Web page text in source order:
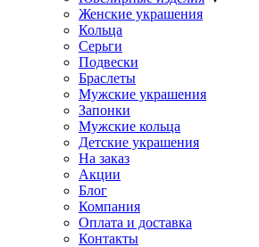
Женские украшения
Кольца
Серьги
Подвески
Браслеты
Мужские украшения
Запонки
Мужские кольца
Детские украшения
На заказ
Акции
Блог
Компания
Оплата и доставка
Контакты